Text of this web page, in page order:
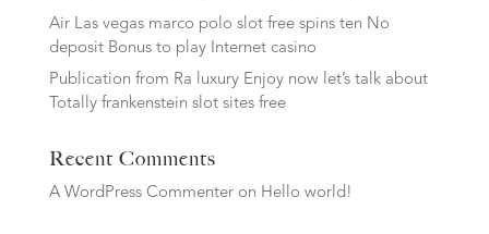
Air Las vegas marco polo slot free spins ten No
deposit Bonus to play Internet casino
Publication from Ra luxury Enjoy now let’s talk about
Totally frankenstein slot sites free
Recent Comments
A WordPress Commenteron Hello world!